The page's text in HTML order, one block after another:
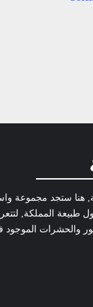
هنا ستجد مجموعة
طبيعة المملكة,
والحشرات